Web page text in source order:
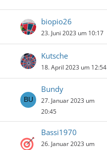
biopio26
23. Juni 2023 um 10:17
Kutsche
18. April 2023 um 12:54
Bundy
27. Januar 2023 um
20:45
Bassi1970
26. Januar 2023 um